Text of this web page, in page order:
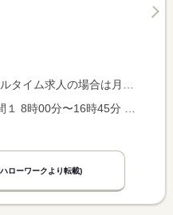
、パート求人の場合は時間額を表示しています。
ローワークより転載)